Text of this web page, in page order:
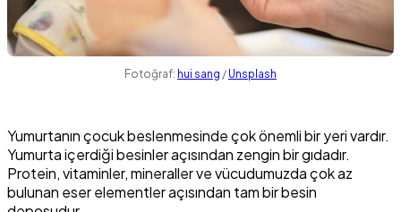
Fotoğraf: hui sang / Unsplash
Yumurtanın çocuk beslenmesinde çok önemli bir yeri vardır.
Yumurta içerdiği besinler açısından zengin bir gıdadır.
Protein, vitaminler, mineraller ve vücudumuzda çok az
bulunan eser elementler açısından tam bir besin